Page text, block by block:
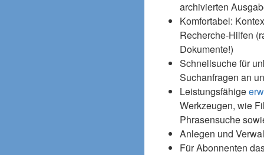
archivierten
Komfortabel:
Recherche-Hilfen
Dokumente!)
Schnellsuche für
Suchanfragen an
Leistungsfähige
Werkzeugen, wie
Phrasensuche
Anlegen und
Für Abonnenten